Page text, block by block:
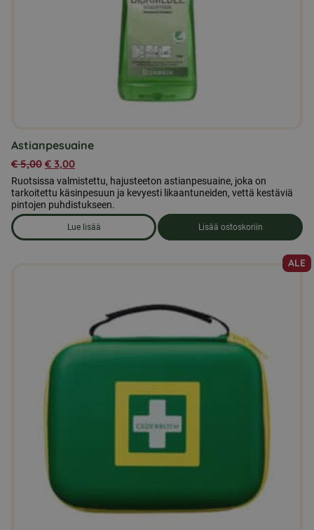
Astianpesuaine
€5,00 € 3,00
Ruotsissa valmistettu, hajusteeton astianpesuaine, joka on
tarkoitettu käsinpesuun ja kevyesti likaantuneiden, vettä kestäviä
pintojen puhdistukseen.
Lue lisää
om produkten Astianpesuaine
Lisää ostoskoriin
ALE